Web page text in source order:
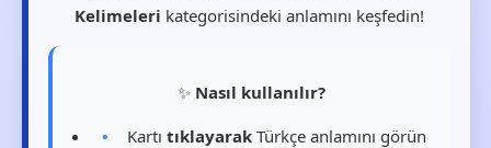
Kelimeleri kategorisindeki anlamını keşfedin!
✨ Nasıl kullanılır?
Kartı tıklayarakTürkçe anlamını görün